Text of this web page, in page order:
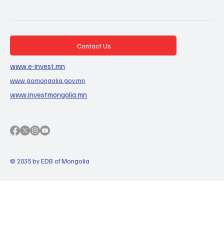
© 2035 by EDB of Mongolia
Contact Us
www.e-invest.mn
www.gomongolia.gov.mn
www.investmongolia.mn